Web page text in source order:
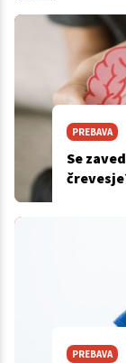
PREBAVA
Se
PREBAVA